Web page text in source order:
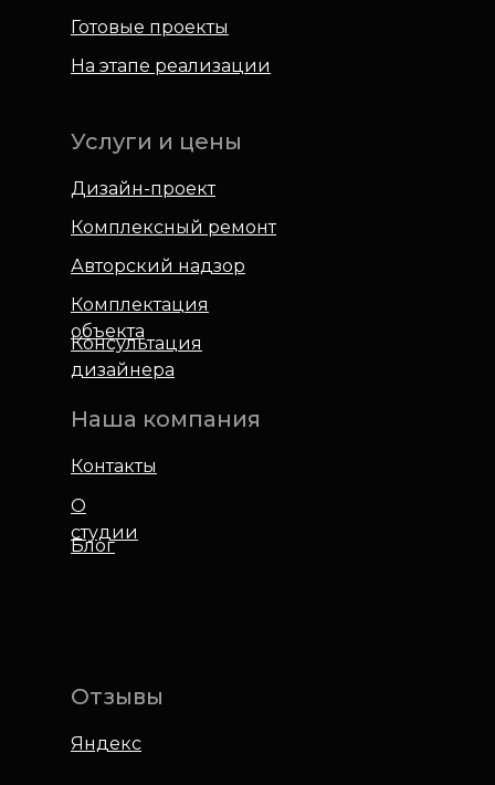
Готовые проекты
На этапе реализации
Услуги и цены
Дизайн-проект
Комплексный ремонт
Авторский надзор
Наша компания
Контакты
Комплектация
объекта
О
студии
Отзывы
Яндекс
Консультация
дизайнера
Блог